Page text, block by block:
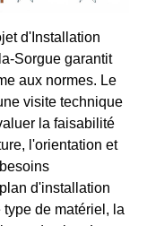
d'Installation
Sorgue garantit
aux normes. Le
visite technique
la faisabilité
l'orientation et
d'installation
de matériel, la